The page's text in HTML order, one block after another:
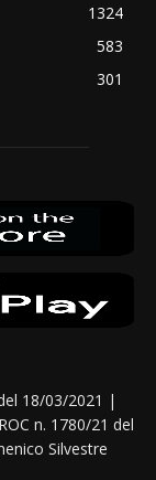
1324
583
301
18/03/2021 |
n. 1780/21 del
Silvestre